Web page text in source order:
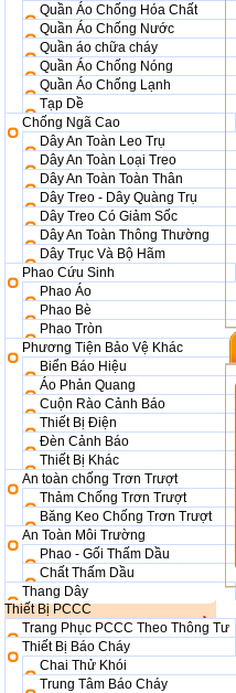
Quần Áo Chống Hóa Chất
Quần Áo Chống Nước
Quần áo chữa cháy
Quần Áo Chống Nóng
Quần Áo Chống Lạnh
Tạp Dề
Chống Ngã Cao
Dây An Toàn Leo Trụ
Dây An Toàn Loại Treo
Dây An Toàn Toàn Thân
Dây Treo - Dây Quàng Trụ
Dây Treo Có Giảm Sốc
Dây An Toàn Thông Thường
Dây Trục Và Bộ Hãm
Phao Cứu Sinh
Phao Áo
Phao Bè
Phao Tròn
Phương Tiện Bảo Vệ Khác
Biển Báo Hiệu
Áo Phản Quang
Cuộn Rào Cảnh Báo
Thiết Bị Điện
Đèn Cảnh Báo
Thiết Bị Khác
An toàn chống Trơn Trượt
Thảm Chống Trơn Trượt
Băng Keo Chống Trơn Trượt
An Toàn Môi Trường
Phao - Gối Thấm Dầu
Chất Thấm Dầu
Thang Dây
Thiết Bị PCCC
Trang Phục PCCC Theo Thông Tư
Thiết Bị Báo Cháy
Chai Thử Khói
Trung Tâm Báo Cháy